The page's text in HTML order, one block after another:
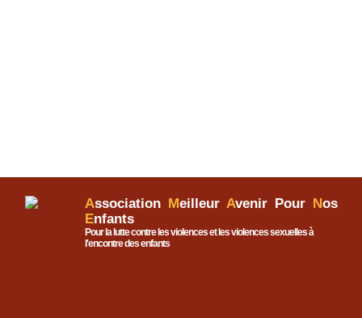
Association Meilleur Avenir Pour Nos
Enfants
Pour la lutte contre les violences et les violences sexuelles à
l'encontre des enfants